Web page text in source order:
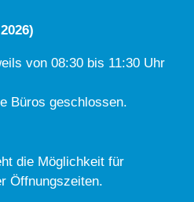
von 08:30 bis 11:30 Uhr
Büros geschlossen.
die Möglichkeit für
Öffnungszeiten.